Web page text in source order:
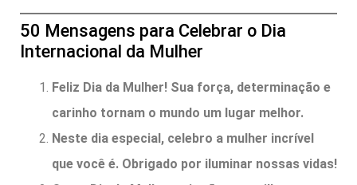
50 Mensagens para Celebrar o Dia
Internacional da Mulher
Feliz Dia da Mulher! Sua força, determinação e
carinho tornam o mundo um lugar melhor.
Neste dia especial, celebro a mulher incrível
que você é. Obrigado por iluminar nossas vidas!